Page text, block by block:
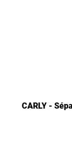
CARLY -